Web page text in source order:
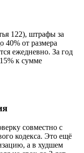
122), штрафы за
40% от размера
ежедневно. За год
к сумме
совместно с
кодекса. Это ещё
а в худшем